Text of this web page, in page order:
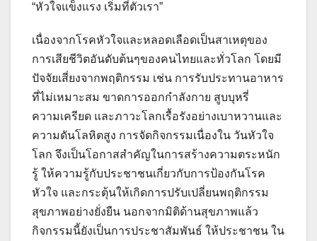
“หัวใจแข็งแรง เริ่มที่ตัวเรา”
เนื่องจากโรคหัวใจและหลอดเลือดเป็นสาเหตุของ
การเสียชีวิตอันดับต้นๆของคนไทยและทั่วโลก โดยมี
ปัจจัยเสี่ยงจากพฤติกรรม เช่น การรับประทานอาหาร
ที่ไม่เหมาะสม ขาดการออกกำลังกาย สูบบุหรี่
ความเครียด และภาวะโลกเรื้อรังอย่างเบาหวานและ
ความดันโลหิตสูง การจัดกิจกรรมเนื่องใน วันหัวใจ
โลก จึงเป็นโอกาสสำคัญในการสร้างความตระหนัก
รู้ ให้ความรู้กับประชาชนเกี่ยวกับการป้องกันโรค
หัวใจ และกระตุ้นให้เกิดการปรับเปลี่ยนพฤติกรรม
สุขภาพอย่างยั่งยืน นอกจากมิติด้านสุขภาพแล้ว
กิจกรรมนี้ยังเป็นการประชาสัมพันธ์ ให้ประชาชน ใน